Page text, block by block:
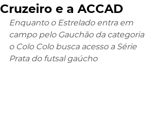
Cruzeiro e a ACCAD
Enquanto o Estrelado entra em
campo pelo Gauchão da categoria
o Colo Colo busca acesso a Série
Prata do futsal gaúcho